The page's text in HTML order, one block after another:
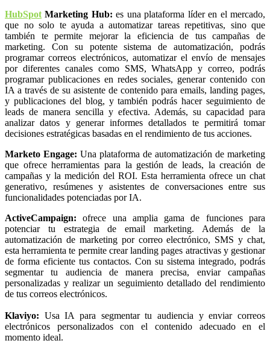
HubSpot Marketing Hub: es una plataforma líder en el mercado,
que no solo te ayuda a automatizar tareas repetitivas, sino que
también te permite mejorar la eficiencia de tus campañas de
marketing. Con su potente sistema de automatización, podrás
programar correos electrónicos, automatizar el envío de mensajes
por diferentes canales como SMS, WhatsApp y correo, podrás
programar publicaciones en redes sociales, generar contenido con
IA a través de su asistente de contenido para emails, landing pages,
y publicaciones del blog, y también podrás hacer seguimiento de
leads de manera sencilla y efectiva. Además, su capacidad para
analizar datos y generar informes detallados te permitirá tomar
decisiones estratégicas basadas en el rendimiento de tus acciones.
Marketo Engage: Una plataforma de automatización de marketing
que ofrece herramientas para la gestión de leads, la creación de
campañas y la medición del ROI. Esta herramienta ofrece un chat
generativo, resúmenes y asistentes de conversaciones entre sus
funcionalidades potenciadas por IA.
ActiveCampaign: ofrece una amplia gama de funciones para
potenciar tu estrategia de email marketing. Además de la
automatización de marketing por correo electrónico, SMS y chat,
esta herramienta te permite crear landing pages atractivas y gestionar
de forma eficiente tus contactos. Con su sistema integrado, podrás
segmentar tu audiencia de manera precisa, enviar campañas
personalizadas y realizar un seguimiento detallado del rendimiento
de tus correos electrónicos.
Klaviyo: Usa IA para segmentar tu audiencia y enviar correos
electrónicos personalizados con el contenido adecuado en el
momento ideal.